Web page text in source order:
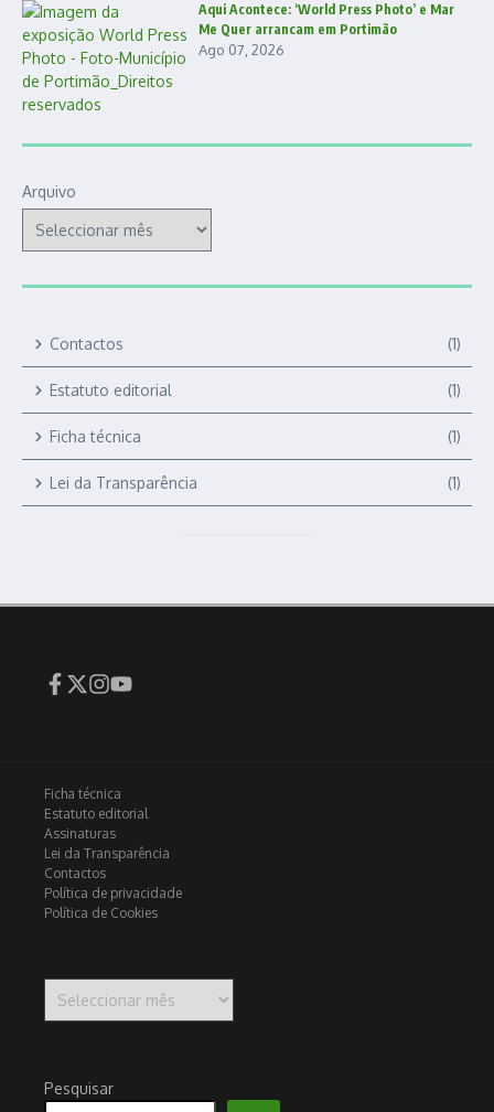
Aqui Acontece: ‘World Press Photo’ e Mar
Me Quer arrancam em Portimão
Ago 07, 2026
Arquivo
Contactos (1)
Estatuto editorial (1)
Ficha técnica (1)
Lei da Transparência (1)
Ficha técnica
Estatuto editorial
Assinaturas
Lei da Transparência
Contactos
Política de privacidade
Política de Cookies
Pesquisar